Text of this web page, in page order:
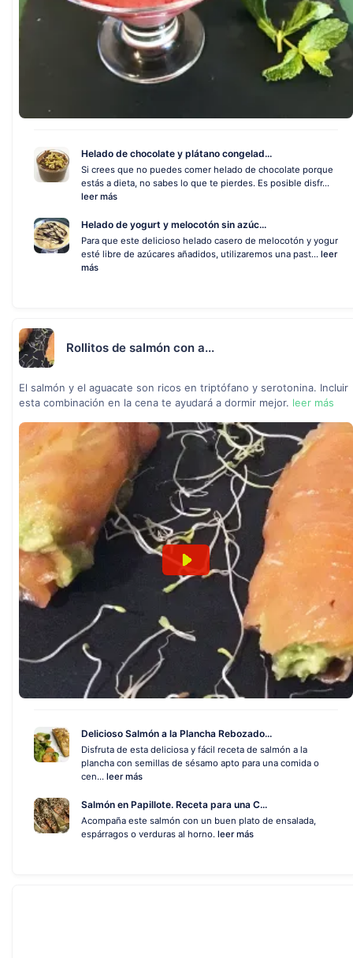
Helado de chocolate y plátano congelad...
Si crees que no puedes comer helado de chocolate porque
estás a dieta, no sabes lo que te pierdes. Es posible disfr...
leer más
Helado de yogurt y melocotón sin azúc...
Para que este delicioso helado casero de melocotón y yogur
esté libre de azúcares añadidos, utilizaremos una past... leer
más
Rollitos de salmón con a...
El salmón y el aguacate son ricos en triptófano y serotonina. Incluir
esta combinación en la cena te ayudará a dormir mejor. leer más
Delicioso Salmón a la Plancha Rebozado...
Disfruta de esta deliciosa y fácil receta de salmón a la
plancha con semillas de sésamo apto para una comida o
cen... leer más
Salmón en Papillote. Receta para una C...
Acompaña este salmón con un buen plato de ensalada,
espárragos o verduras al horno. leer más